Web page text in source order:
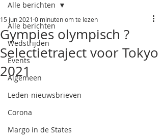
Alle berichten
Wedstrijden
Events
Algemeen
Leden-nieuwsbrieven
Corona
Margo in de States
Alle berichten
Gympies olympisch ?
Selectietraject voor Tokyo
2021
15 jun 2021 0 minuten om te lezen